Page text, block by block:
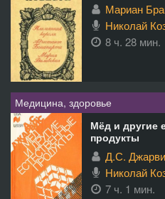
Мариан
Николай
8 ч. 28 мин.
Медицина, здоровье
Мёд и другие
продукты
Д.С.
Николай
7 ч. 1 мин.